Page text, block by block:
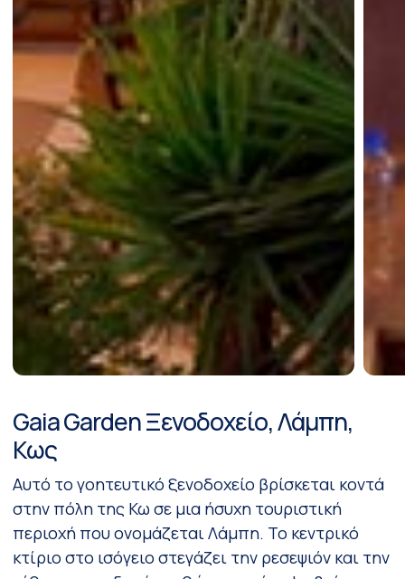
Gaia Garden Ξενοδοχείο, Λάμπη,
Kως
Αυτό το γοητευτικό ξενοδοχείο βρίσκεται κοντά
στην πόλη της Κω σε μια ήσυχη τουριστική
περιοχή που ονομάζεται Λάμπη. Το κεντρικό
κτίριο στο ισόγειο στεγάζει την ρεσεψιόν και την